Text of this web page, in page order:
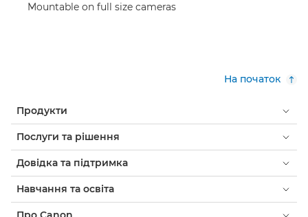
Mountable on full size cameras
На початок
Продукти
Послуги та рішення
Довідка та підтримка
Навчання та освіта